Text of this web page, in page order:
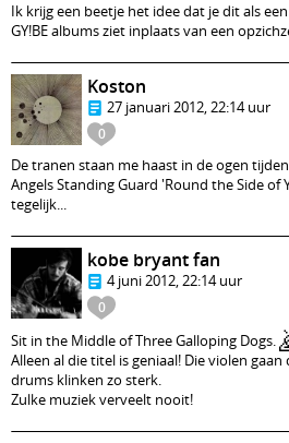
Ik krijg een beetje het idee dat je dit als
GY!BE albums ziet inplaats van een
0
Koston
27 januari 2012, 22:14 uur
De tranen staan me haast in de ogen
Angels Standing Guard 'Round the Side of
tegelijk...
0
kobe bryant fan
4 juni 2012, 22:14 uur
Sit in the Middle of Three Galloping Dogs.
Alleen al die titel is geniaal! Die violen
drums klinken zo sterk.
Zulke muziek verveelt nooit!